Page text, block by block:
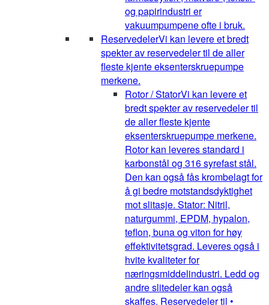
og papirindustri er
vakuumpumpene ofte i bruk.
ReservedelerVi kan levere et bredt
spekter av reservedeler til de aller
fleste kjente eksenterskruepumpe
merkene.
Rotor / StatorVi kan levere et
bredt spekter av reservedeler til
de aller fleste kjente
eksenterskruepumpe merkene.
Rotor kan leveres standard i
karbonstål og 316 syrefast stål.
Den kan også fås krombelagt for
å gi bedre motstandsdyktighet
mot slitasje. Stator: Nitril,
naturgummi, EPDM, hypalon,
teflon, buna og viton for høy
effektivitetsgrad. Leveres også i
hvite kvaliteter for
næringsmiddelindustri. Ledd og
andre slitedeler kan også
skaffes. Reservedeler til •